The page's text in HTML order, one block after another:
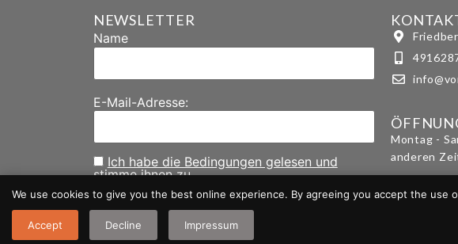
NEWSLETTER
Name
E-Mail-Adresse:
Ich habe die Bedingungen gelesen und
stimme ihnen zu.
Montag -
anderen
We use cookies to give you the best online experience. By agreeing you accept the use
Accept Decline Impressum